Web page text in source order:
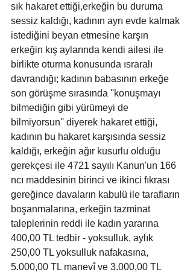
sık hakaret ettiği,erkeğin bu duruma
sessiz kaldığı, kadının ayrı evde kalmak
istediğini beyan etmesine karşın
erkeğin kış aylarında kendi ailesi ile
birlikte oturma konusunda ısraralı
davrandığı; kadının babasının erkeğe
son görüşme sırasında ''konuşmayı
bilmediğin gibi yürümeyi de
bilmiyorsun'' diyerek hakaret ettiği,
kadının bu hakaret karşısında sessiz
kaldığı, erkeğin ağır kusurlu olduğu
gerekçesi ile 4721 sayılı Kanun'un 166
ncı maddesinin birinci ve ikinci fıkrası
gereğince davaların kabulü ile tarafların
boşanmalarına, erkeğin tazminat
taleplerinin reddi ile kadın yararına
400,00 TL tedbir - yoksulluk, aylık
250,00 TL yoksulluk nafakasına,
5.000,00 TL manevî ve 3.000,00 TL